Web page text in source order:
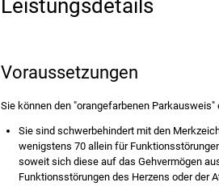
Leistungsdetails
Voraussetzungen
Sie können den "orangefarbenen
Sie sind schwerbehindert mit den
wenigstens 70 allein für
soweit sich diese auf das Gehvermögen
Funktionsstörungen des Herzens oder der